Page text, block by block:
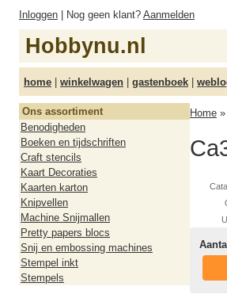
Inloggen | Nog geen klant? Aanmelden
Hobbynu.nl
home | winkelwagen | gastenboek |
Ons assortiment
Benodigheden
Boeken en tijdschriften
Craft stencils
Kaart Decoraties
Kaarten karton
Knipvellen
Machine Snijmallen
Pretty papers blocs
Snij en embossing machines
Stempel inkt
Stempels
Home »